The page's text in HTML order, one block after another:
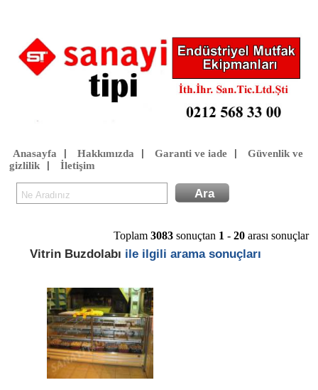
Anasayfa Hakkımızda Garanti ve iade
Güvenlik ve
gizlilik| İletişim
Toplam 3083 sonuçtan 1 - 20 arası sonuçlar
Vitrin Buzdolabı ile ilgili arama sonuçları